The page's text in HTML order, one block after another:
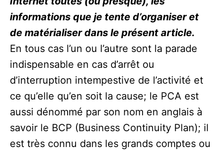
informations que je tente d’organiser et
de matérialiser dans le présent article.
En tous cas l’un ou l’autre sont la parade
indispensable en cas d’arrêt ou
d’interruption intempestive de l’activité et
ce qu’elle qu’en soit la cause; le PCA est
aussi dénommé par son nom en anglais à
savoir le BCP (Business Continuity Plan); il
est très connu dans les grands comptes ou